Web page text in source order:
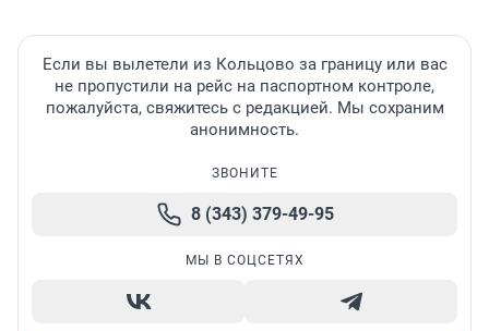
Если вы вылетели из Кольцово за границу или вас
не пропустили на рейс на паспортном контроле,
пожалуйста, свяжитесь с редакцией. Мы сохраним
анонимность.
ЗВОНИТЕ
8 (343) 379-49-95
МЫ В СОЦСЕТЯХ